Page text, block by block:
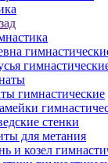
гимнастические
стенки
для метания
и козел